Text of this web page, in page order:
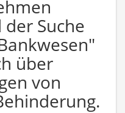
Suche
über
von